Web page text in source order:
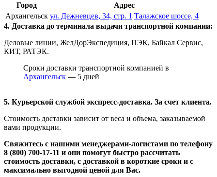
Город
Адрес
Архангельск ул. Дежневцев, 34, стр. 1 Талажское шоссе, 4
4. Доставка до терминала выдачи транспортной компании:
Деловые линии, ЖелДорЭкспедиция, ПЭК, Байкал Сервис,
КИТ, РАТЭК.
Сроки доставки транспортной компанией в
Архангельск — 5 дней
5. Курьерской службой экспресс-доставка. За счет клиента.
Стоимость доставки зависит от веса и объема, заказываемой
вами продукции.
Свяжитесь с нашими менеджерами-логистами по телефону
8 (800) 700-17-11 и они помогут быстро рассчитать
стоимость доставки, с доставкой в короткие сроки и с
максимально выгодной ценой для Вас.